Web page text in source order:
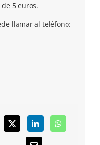
5 euros.
llamar al teléfono: